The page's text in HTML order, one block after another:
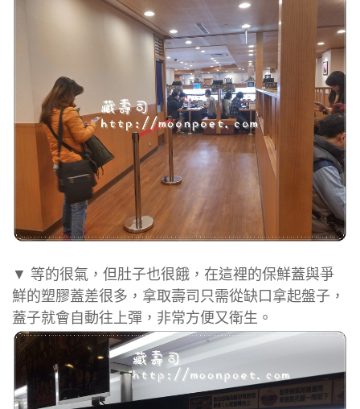
▼ 等的很氣，但肚子也很餓，在這裡的保鮮蓋與爭
鮮的塑膠蓋差很多，拿取壽司只需從缺口拿起盤子，
蓋子就會自動往上彈，非常方便又衛生。